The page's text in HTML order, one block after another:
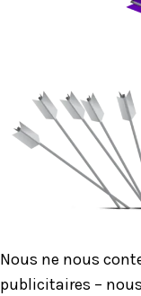
Nous ne nous
publicitaires –